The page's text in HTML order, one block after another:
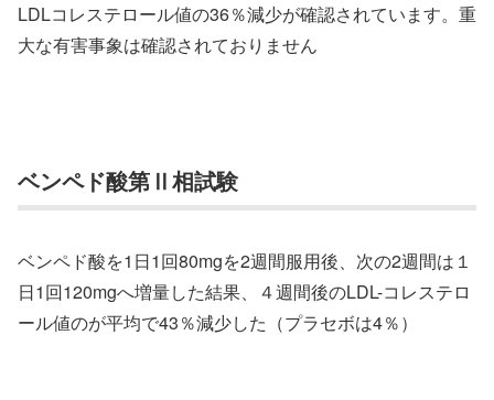
LDLコレステロール値の36％減少が確認されています。重
大な有害事象は確認されておりません
ベンペド酸第Ⅱ相試験
ベンペド酸を1日1回80mgを2週間服用後、次の2週間は１
日1回120mgへ増量した結果、４週間後のLDL-コレステロ
ール値のが平均で43％減少した（プラセボは4％）